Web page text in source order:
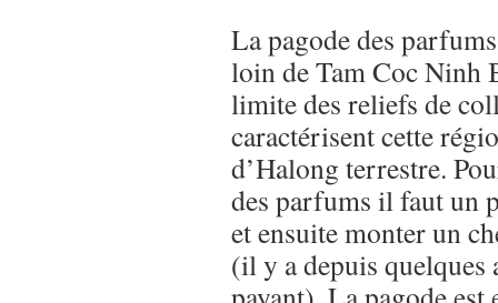
La pagode des
loin de Tam Coc Ninh
limite des reliefs de
caractérisent cette
d’Halong terrestre.
des parfums il faut un
et ensuite monter un
(il y a depuis quelques